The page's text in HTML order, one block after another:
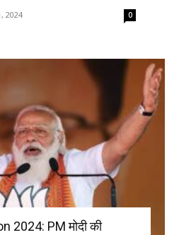
2024 0
2024: PM मोदी की